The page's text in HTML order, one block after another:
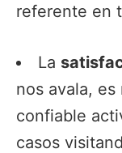
referente en
La
nos avala,
confiable
casos